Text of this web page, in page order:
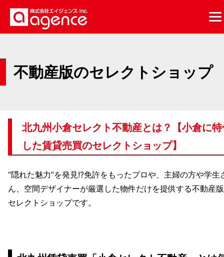
不動産版のセレクトショップ
北九州小倉セレクト不動産とは？【小倉に
した賃貸売買のセレクトショップ】
“隠れた魅力”を発見!?免許をもったプロや、主婦の方や学生
ん、空間デザイナーが厳選した物件だけを提供する不動産
セレクトショップです。